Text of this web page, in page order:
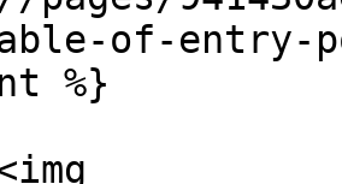
of-entry-
%}